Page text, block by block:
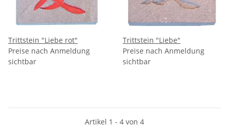
Trittstein "Liebe rot"
Preise nach Anmeldung
sichtbar
Trittstein "Liebe"
Preise nach Anmeldung
sichtbar
Artikel 1 - 4 von 4